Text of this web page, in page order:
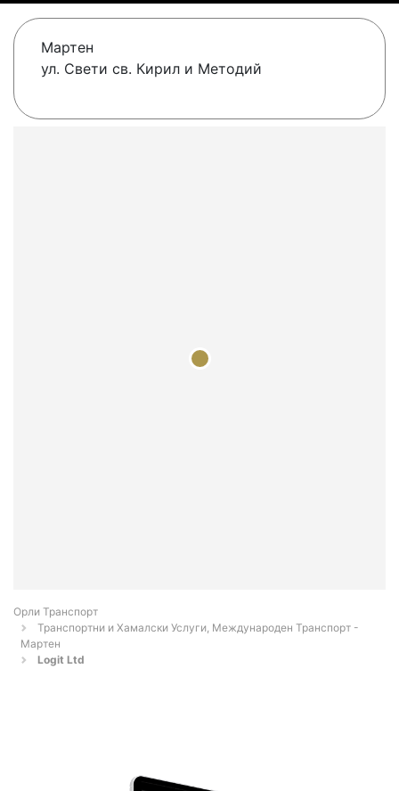
Мартен
ул. Свети св. Кирил и Методий
Орли Транспорт
Транспортни и Хамалски Услуги, Международен Транспорт -
Мартен
Logit Ltd